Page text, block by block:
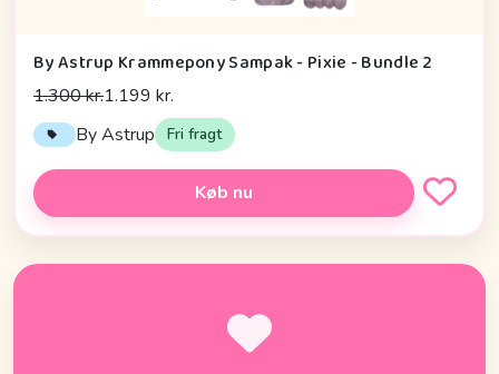
By Astrup Krammepony Sampak - Pixie - Bundle 2
1.300 kr.1.199 kr.
By Astrup Fri fragt
Køb nu